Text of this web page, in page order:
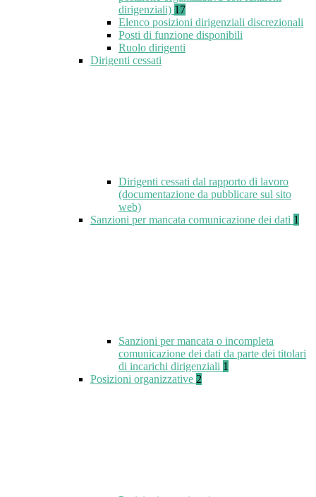
dirigenziali) 17
Elenco posizioni dirigenziali discrezionali
Posti di funzione disponibili
Ruolo dirigenti
Dirigenti cessati
Dirigenti cessati dal rapporto di lavoro
(documentazione da pubblicare sul sito
web)
Sanzioni per mancata comunicazione dei dati 1
Sanzioni per mancata o incompleta
comunicazione dei dati da parte dei titolari
di incarichi dirigenziali 1
Posizioni organizzative 2